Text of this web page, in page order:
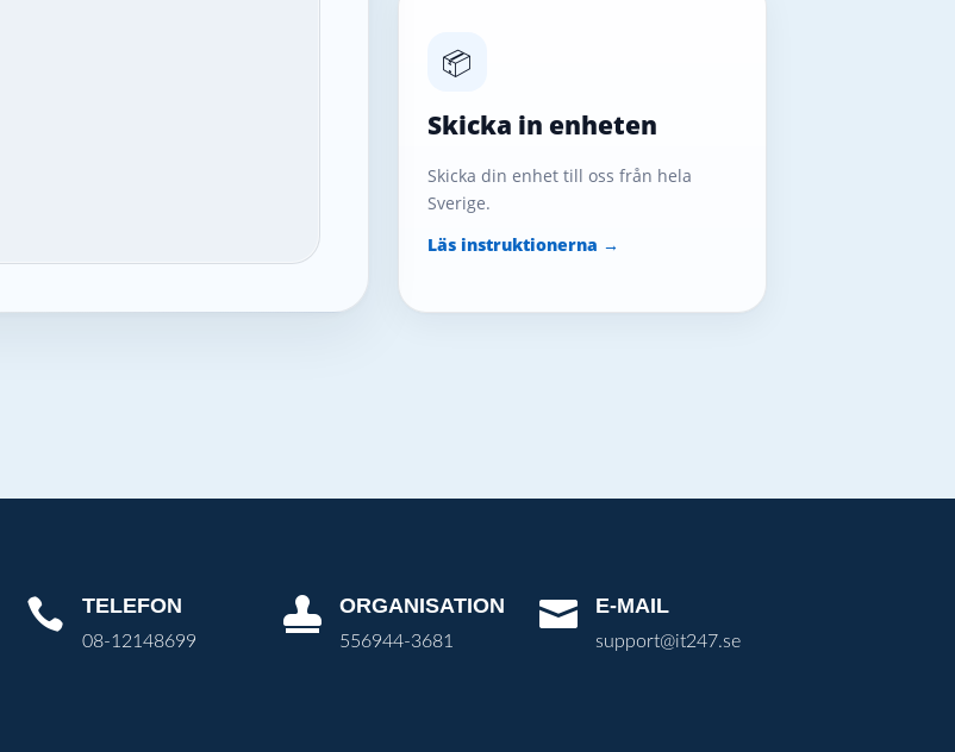
📦
Skicka in enheten
Skicka din enhet till oss från hela
Sverige.
Läs instruktionerna →
 TELEFON
08-12148699
 ORGANISATION
556944-3681
 E-MAIL
support@it247.se